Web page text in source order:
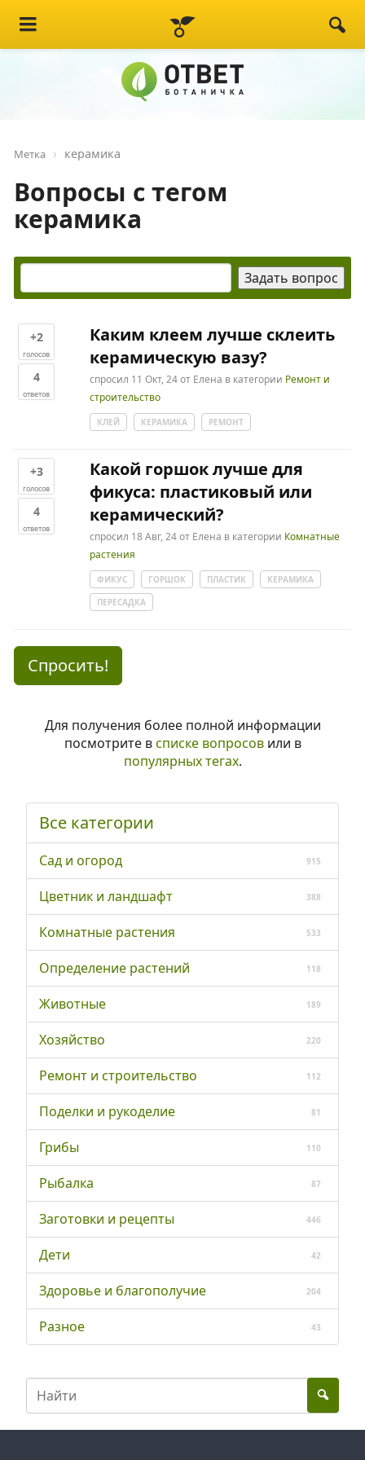
Метка керамика
Вопросы с тегом
керамика
+2
голосов
4
ответов
Каким клеем лучше склеить
керамическую вазу?
спросил 11 Окт, 24от Елена в категории Ремонт и
строительство
КЛЕЙ КЕРАМИКА РЕМОНТ
+3
голосов
4
ответов
Какой горшок лучше для
фикуса: пластиковый или
керамический?
спросил 18 Авг, 24от Елена в категории Комнатные
растения
ФИКУС ГОРШОК ПЛАСТИК
КЕРАМИКА
ПЕРЕСАДКА
Спросить!
Для получения более полной информации
посмотрите всписке вопросовили в
популярных тегах.
Все категории
Сад и огород 915
Цветник и ландшафт 388
Комнатные растения 533
Определение растений 118
Животные 189
Хозяйство 220
Ремонт и строительство 112
Поделки и рукоделие 81
Грибы 110
Рыбалка 87
Заготовки и рецепты 446
Дети 42
Здоровье и благополучие 204
Разное 43